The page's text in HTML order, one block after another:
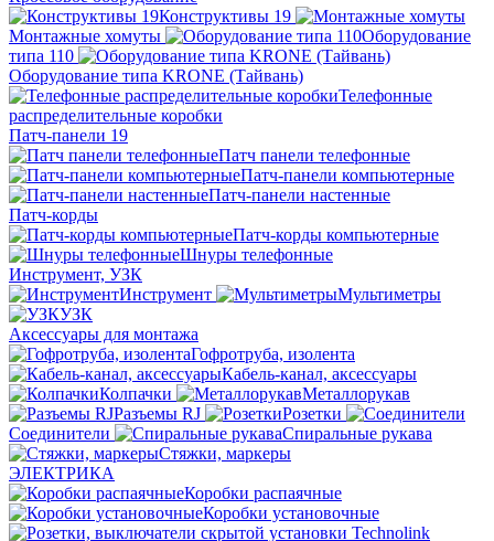
Конструктивы 19
Монтажные хомуты
Оборудование
типа 110
Оборудование типа KRONE (Тайвань)
Телефонные
распределительные коробки
Патч-панели 19
Патч панели телефонные
Патч-панели компьютерные
Патч-панели настенные
Патч-корды
Патч-корды компьютерные
Шнуры телефонные
Инструмент, УЗК
Инструмент
Мультиметры
УЗК
Аксессуары для монтажа
Гофротруба, изолента
Кабель-канал, аксессуары
Колпачки
Металлорукав
Разъемы RJ
Розетки
Соединители
Спиральные рукава
Стяжки, маркеры
ЭЛЕКТРИКА
Коробки распаячные
Коробки установочные